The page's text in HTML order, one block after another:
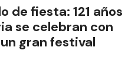
de fiesta: 121 años
se celebran con
gran festival